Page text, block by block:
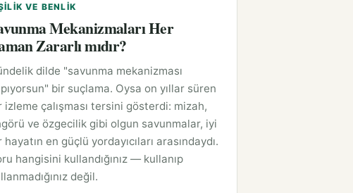
VE BENLIK
Mekanizmaları Her
Zararlı mıdır?
dilde "savunma mekanizması
bir suçlama. Oysa on yıllar süren
izleme çalışması tersini gösterdi: mizah,
ve özgecilik gibi olgun savunmalar, iyi
hayatın en güçlü yordayıcıları arasındaydı.
hangisini kullandığınız — kullanıp
değil.